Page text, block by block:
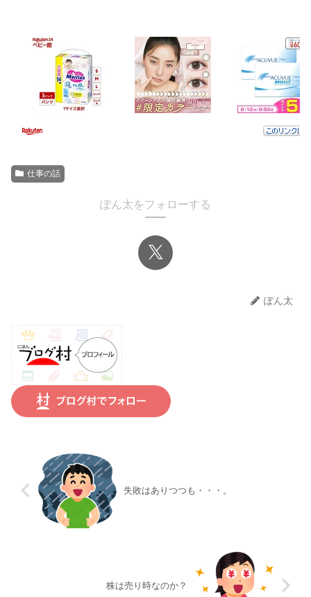
仕事の話
ぽん太をフォローする
ぽん太
失敗はありつつも・・・。
株は売り時なのか？